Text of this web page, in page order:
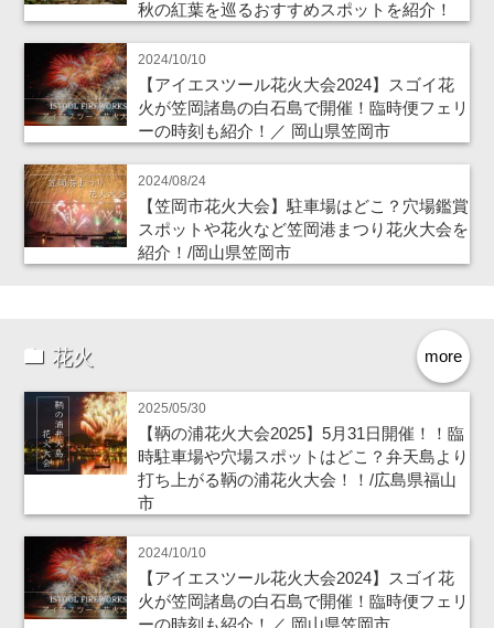
秋の紅葉を巡るおすすめスポットを紹介！
2024/10/10
【アイエスツール花火大会2024】スゴイ花
火が笠岡諸島の白石島で開催！臨時便フェリ
ーの時刻も紹介！／ 岡山県笠岡市
2024/08/24
【笠岡市花火大会】駐車場はどこ？穴場鑑賞
スポットや花火など笠岡港まつり花火大会を
紹介！/岡山県笠岡市
more
花火
2025/05/30
【鞆の浦花火大会2025】5月31日開催！！臨
時駐車場や穴場スポットはどこ？弁天島より
打ち上がる鞆の浦花火大会！！/広島県福山
市
2024/10/10
【アイエスツール花火大会2024】スゴイ花
火が笠岡諸島の白石島で開催！臨時便フェリ